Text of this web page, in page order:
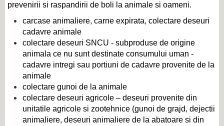
prevenirii si raspandirii de boli la animale si oameni.
carcase animaliere, carne expirata, colectare deseuri
cadavre animale
colectare deseuri SNCU - subproduse de origine
animala ce nu sunt destinate consumului uman -
cadavre intregi sau portiuni de cadavre provenite de la
animale
colectare gunoi de la animale
colectare deseuri agricole – deseuri provenite din
unitatile agricole si zootehnice (gunoi de grajd, dejectii
animaliere, deseuri animaliere de la abatoare si din